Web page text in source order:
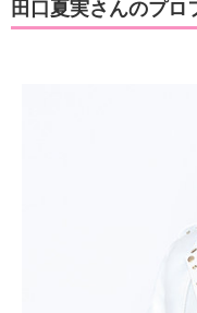
田口夏実さんのプロ